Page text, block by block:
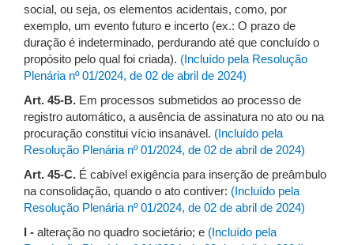
social, ou seja, os elementos acidentais, como, por
exemplo, um evento futuro e incerto (ex.: O prazo de
duração é indeterminado, perdurando até que concluído o
propósito pelo qual foi criada). (Incluído pela Resolução
Plenária nº 01/2024, de 02 de abril de 2024)
Art. 45-B. Em processos submetidos ao processo de
registro automático, a ausência de assinatura no ato ou na
procuração constitui vício insanável. (Incluído pela
Resolução Plenária nº 01/2024, de 02 de abril de 2024)
Art. 45-C. É cabível exigência para inserção de preâmbulo
na consolidação, quando o ato contiver: (Incluído pela
Resolução Plenária nº 01/2024, de 02 de abril de 2024)
I - alteração no quadro societário; e (Incluído pela